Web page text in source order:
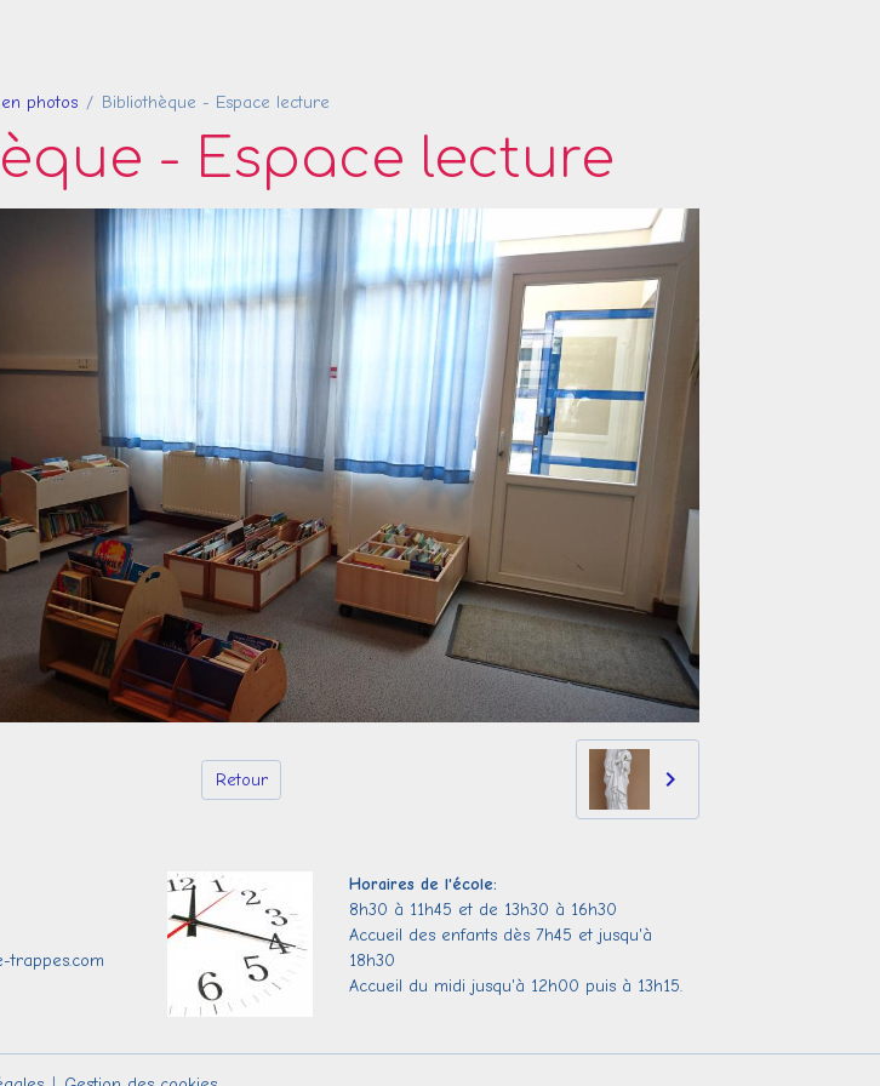
photos Bibliothèque - Espace lecture
- Espace lecture
Retour
trappes.com
Horaires de l'école:
8h30 à 11h45 et de 13h30 à 16h30
Accueil des enfants dès 7h45 et jusqu'à
18h30
Accueil du midi jusqu'à 12h00 puis à 13h15.